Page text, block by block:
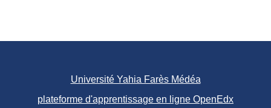
Université Yahia Farès Médéa
plateforme d'apprentissage en ligne OpenEdx